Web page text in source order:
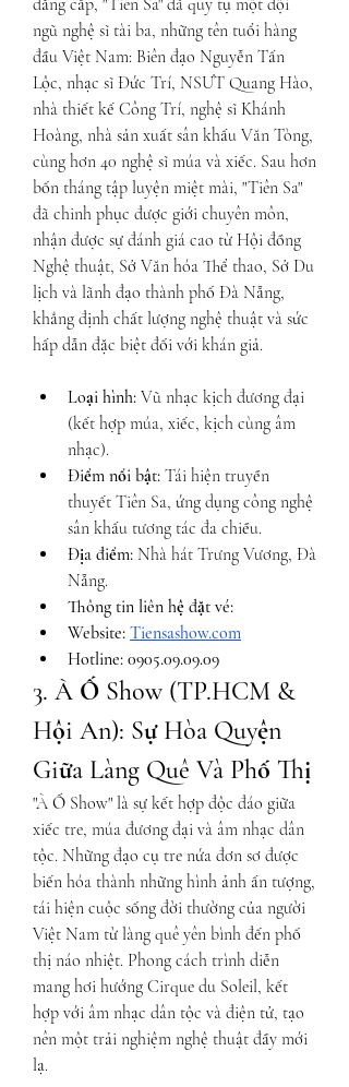
đẳng cấp, "Tiên Sa" đã quy tụ một đội
ngũ nghệ sĩ tài ba, những tên tuổi hàng
đầu Việt Nam: Biên đạo Nguyễn Tấn
Lộc, nhạc sĩ Đức Trí, NSƯT Quang Hào,
nhà thiết kế Công Trí, nghệ sĩ Khánh
Hoàng, nhà sản xuất sân khấu Văn Tòng,
cùng hơn 40 nghệ sĩ múa và xiếc. Sau hơn
bốn tháng tập luyện miệt mài, "Tiên Sa"
đã chinh phục được giới chuyên môn,
nhận được sự đánh giá cao từ Hội đồng
Nghệ thuật, Sở Văn hóa Thể thao, Sở Du
lịch và lãnh đạo thành phố Đà Nẵng,
khẳng định chất lượng nghệ thuật và sức
hấp dẫn đặc biệt đối với khán giả.
Loại hình: Vũ nhạc kịch đương đại
(kết hợp múa, xiếc, kịch cùng âm
nhạc).
Điểm nổi bật: Tái hiện truyền
thuyết Tiên Sa, ứng dụng công nghệ
sân khấu tương tác đa chiều.
Địa điểm: Nhà hát Trưng Vương, Đà
Nẵng.
Thông tin liên hệ đặt vé:
Website: Tiensashow.com
Hotline: 0905.09.09.09
3. À Ố Show (TP.HCM &
Hội An): Sự Hòa Quyện
Giữa Làng Quê Và Phố Thị
"À Ố Show" là sự kết hợp độc đáo giữa
xiếc tre, múa đương đại và âm nhạc dân
tộc. Những đạo cụ tre nứa đơn sơ được
biến hóa thành những hình ảnh ấn tượng,
tái hiện cuộc sống đời thường của người
Việt Nam từ làng quê yên bình đến phố
thị náo nhiệt. Phong cách trình diễn
mang hơi hướng Cirque du Soleil, kết
hợp với âm nhạc dân tộc và điện tử, tạo
nên một trải nghiệm nghệ thuật đầy mới
lạ.